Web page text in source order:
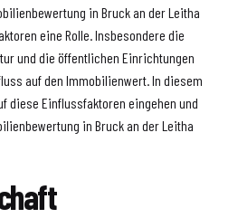
in Bruck an der Leitha
eine Rolle. Insbesondere die
und die öffentlichen Einrichtungen
auf den Immobilienwert. In diesem
diese Einflussfaktoren eingehen und
in Bruck an der Leitha